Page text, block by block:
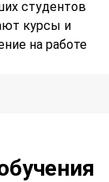
студентов
курсы и
на работе